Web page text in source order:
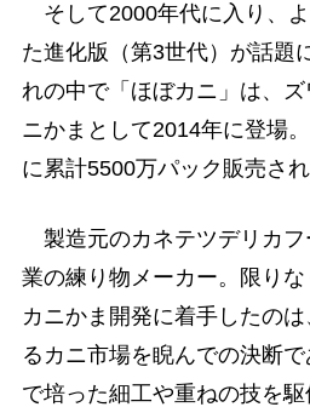
そして2000年代に入り、
た進化版（第3世代）が話題
れの中で「ほぼカニ」は、
ニかまとして2014年に登場
に累計5500万パック販売され
製造元のカネテツデリカフ
業の練り物メーカー。限り
カニかま開発に着手したの
るカニ市場を睨んでの決断
で培った細工や重ねの技を